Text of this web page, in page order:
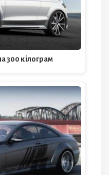
300 кілограм